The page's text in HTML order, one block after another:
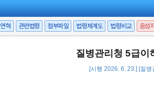
연혁 관련법령 첨부파일 법령체계도 법령비교 음성
질병관리청 5급이
[시행 2026. 6. 23.] [질